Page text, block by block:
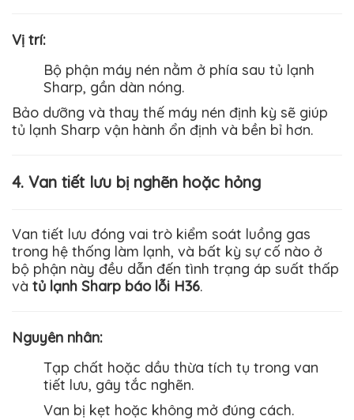
Vị trí:
Bộ phận máy nén nằm ở phía sau tủ lạnh
Sharp, gần dàn nóng.
Bảo dưỡng và thay thế máy nén định kỳ sẽ giúp
tủ lạnh Sharp vận hành ổn định và bền bỉ hơn.
4. Van tiết lưu bị nghẽn hoặc hỏng
Van tiết lưu đóng vai trò kiểm soát luồng gas
trong hệ thống làm lạnh, và bất kỳ sự cố nào ở
bộ phận này đều dẫn đến tình trạng áp suất thấp
và tủ lạnh Sharp báo lỗi H36.
Nguyên nhân:
Tạp chất hoặc dầu thừa tích tụ trong van
tiết lưu, gây tắc nghẽn.
Van bị kẹt hoặc không mở đúng cách.